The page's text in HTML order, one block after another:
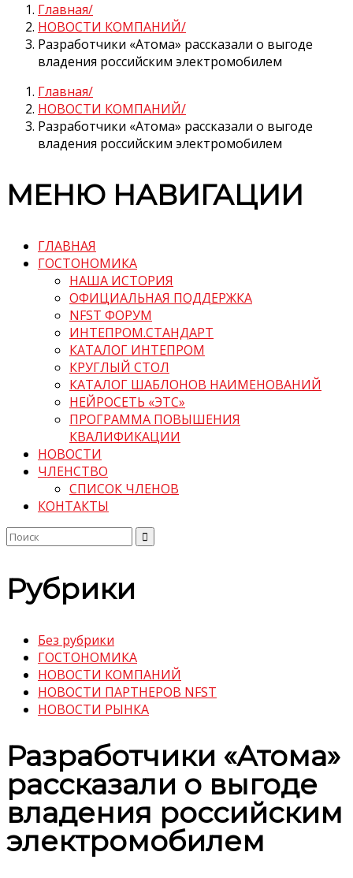
Главная
НОВОСТИ КОМПАНИЙ
Разработчики «Атома» рассказали о выгоде
владения российским электромобилем
Главная
НОВОСТИ КОМПАНИЙ
Разработчики «Атома» рассказали о выгоде
владения российским электромобилем
МЕНЮ НАВИГАЦИИ
ГЛАВНАЯ
ГОСТОНОМИКА
НАША ИСТОРИЯ
ОФИЦИАЛЬНАЯ ПОДДЕРЖКА
NFST ФОРУМ
ИНТЕПРОМ.СТАНДАРТ
КАТАЛОГ ИНТЕПРОМ
КРУГЛЫЙ СТОЛ
КАТАЛОГ ШАБЛОНОВ НАИМЕНОВАНИЙ
НЕЙРОСЕТЬ «ЭТС»
ПРОГРАММА ПОВЫШЕНИЯ
КВАЛИФИКАЦИИ
НОВОСТИ
ЧЛЕНСТВО
СПИСОК ЧЛЕНОВ
КОНТАКТЫ
Поиск
Рубрики
Без рубрики
ГОСТОНОМИКА
НОВОСТИ КОМПАНИЙ
НОВОСТИ ПАРТНЕРОВ NFST
НОВОСТИ РЫНКА
Разработчики «Атома»
рассказали о выгоде
владения российским
электромобилем